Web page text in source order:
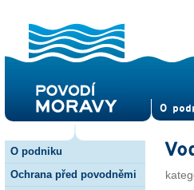
O
O podniku
Ochrana před povodněmi